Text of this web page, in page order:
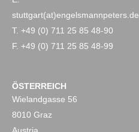
stuttgart(at)engelsmannpeters.de
T. +49 (0) 711 25 85 48-90
F. +49 (0) 711 25 85 48-99
ÖSTERREICH
Wielandgasse 56
8010 Graz
Austria